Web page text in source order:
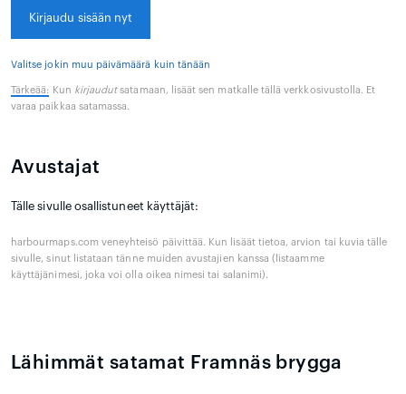
Kirjaudu sisään nyt
Valitse jokin muu päivämäärä kuin tänään
Tärkeää: Kun kirjaudutsatamaan, lisäät sen matkalle tällä verkkosivustolla. Et
varaa paikkaa satamassa.
Avustajat
Tälle sivulle osallistuneet käyttäjät:
harbourmaps.com veneyhteisö päivittää. Kun lisäät tietoa, arvion tai kuvia tälle
sivulle, sinut listataan tänne muiden avustajien kanssa (listaamme
käyttäjänimesi, joka voi olla oikea nimesi tai salanimi).
Lähimmät satamat Framnäs brygga